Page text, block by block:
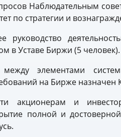
Наблюдательным
по стратегии и
руководство
в Уставе Биржи (5 человек).
элементами
на Бирже назначен
акционерам и
полной и